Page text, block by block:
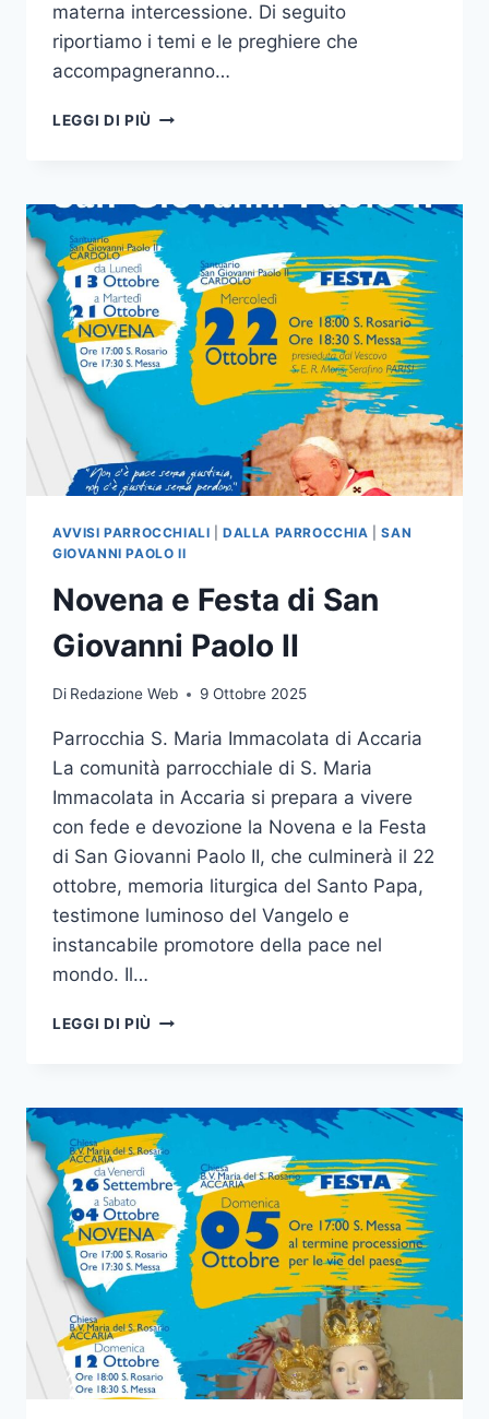
materna intercessione. Di seguito
riportiamo i temi e le preghiere che
accompagneranno…
LEGGI DI PIÙ
AVVISI PARROCCHIALI |DALLA PARROCCHIA |SAN
GIOVANNI PAOLO II
Novena e Festa di San
Giovanni Paolo II
Di Redazione Web 9 Ottobre 2025
Parrocchia S. Maria Immacolata di Accaria
La comunità parrocchiale di S. Maria
Immacolata in Accaria si prepara a vivere
con fede e devozione la Novena e la Festa
di San Giovanni Paolo II, che culminerà il 22
ottobre, memoria liturgica del Santo Papa,
testimone luminoso del Vangelo e
instancabile promotore della pace nel
mondo. Il…
LEGGI DI PIÙ